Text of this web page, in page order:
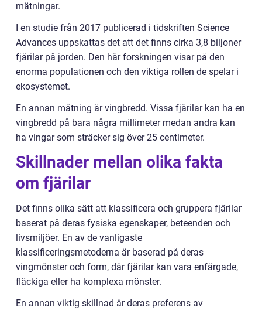
mätningar.
I en studie från 2017 publicerad i tidskriften Science
Advances uppskattas det att det finns cirka 3,8 biljoner
fjärilar på jorden. Den här forskningen visar på den
enorma populationen och den viktiga rollen de spelar i
ekosystemet.
En annan mätning är vingbredd. Vissa fjärilar kan ha en
vingbredd på bara några millimeter medan andra kan
ha vingar som sträcker sig över 25 centimeter.
Skillnader mellan olika fakta
om fjärilar
Det finns olika sätt att klassificera och gruppera fjärilar
baserat på deras fysiska egenskaper, beteenden och
livsmiljöer. En av de vanligaste
klassificeringsmetoderna är baserad på deras
vingmönster och form, där fjärilar kan vara enfärgade,
fläckiga eller ha komplexa mönster.
En annan viktig skillnad är deras preferens av